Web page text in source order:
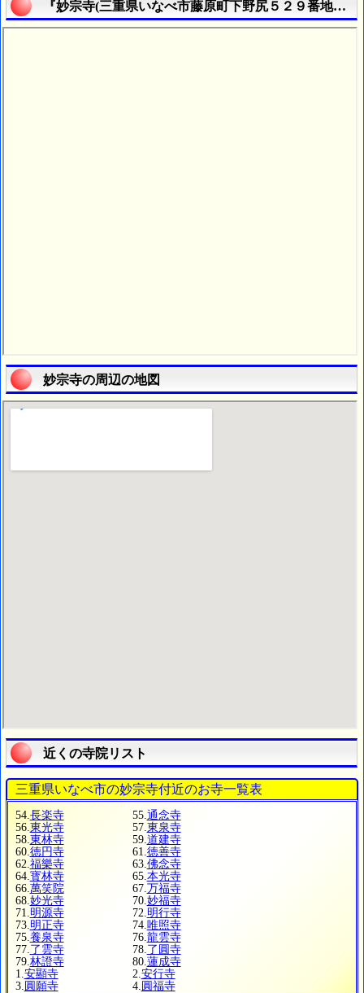
『妙宗寺(三重県いなべ市藤原町下野尻５２９番地の
妙宗寺の周辺の地図
近くの寺院リスト
三重県いなべ市の妙宗寺付近のお寺一覧表
54. 長楽寺 55. 通念寺
56. 東光寺 57. 東泉寺
58. 東林寺 59. 道建寺
60. 徳円寺 61. 徳善寺
62. 福樂寺 63. 佛念寺
64. 寳林寺 65. 本光寺
66. 萬笑院 67. 万福寺
68. 妙光寺 70. 妙福寺
71. 明源寺 72. 明行寺
73. 明正寺 74. 唯照寺
75. 養泉寺 76. 龍雲寺
77. 了雲寺 78. 了圓寺
79. 林證寺 80. 蓮成寺
1. 安顯寺 2. 安行寺
3. 圓願寺 4. 圓福寺